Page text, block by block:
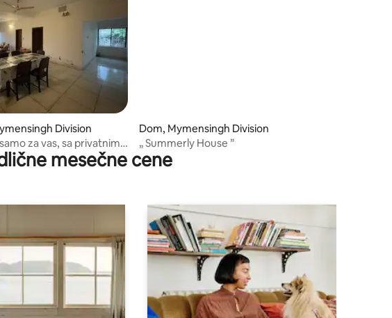
Division
za vas, sa privatnim
Dom, Mymensingh Division
„ Summerly House ”
mesečne cene